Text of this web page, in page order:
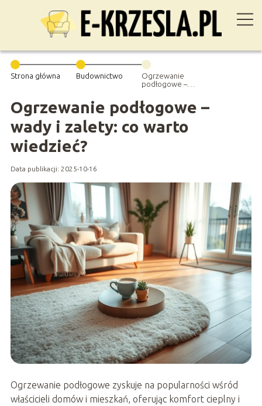
Strona główna Budownictwo
Ogrzewanie
podłogowe –
warto wiedzieć?
Ogrzewanie podłogowe –
wady i zalety: co warto
wiedzieć?
Data publikacji: 2025-10-16
Ogrzewanie podłogowe zyskuje na popularności wśród
właścicieli domów i mieszkań, oferując komfort cieplny i